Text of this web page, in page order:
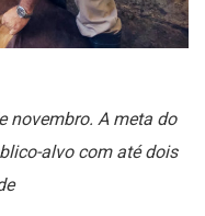
novembro. A meta do
alvo com até dois